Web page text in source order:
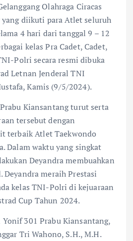
Olahraga Ciracas
yang diikuti para Atlet seluruh
4 hari dari tanggal 9 – 12
kelas Pra Cadet, Cadet,
Polri secara resmi dibuka
Letnan Jenderal TNI
Kamis (9/5/2024).
Kiansantang turut serta
tersebut dengan
terbaik Atlet Taekwondo
Dalam waktu yang singkat
Deyandra membuahkan
Deyandra meraih Prestasi
kelas TNI-Polri di kejuaraan
Cup Tahun 2024.
301 Prabu Kiansantang,
Tri Wahono, S.H., M.H.